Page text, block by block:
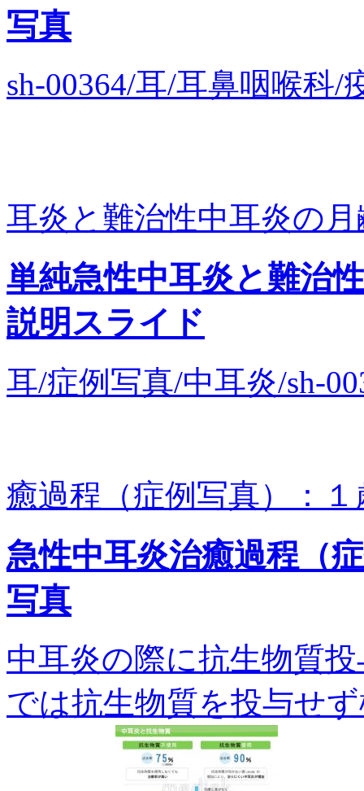
写真
sh-00364/耳/耳鼻咽喉科
耳炎と難治性中耳炎の
単純急性中耳炎と難治
説明スライド
耳/症例写真/中耳炎/sh-
癒過程（症例写真）：
急性中耳炎治癒過程（
写真
中耳炎の際に抗生物質
では抗生物質を投与せ